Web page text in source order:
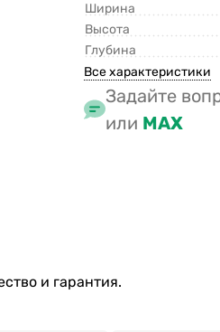
Ширина
Высота
Глубина
Все характеристики
Задайте
или MAX
и гарантия.